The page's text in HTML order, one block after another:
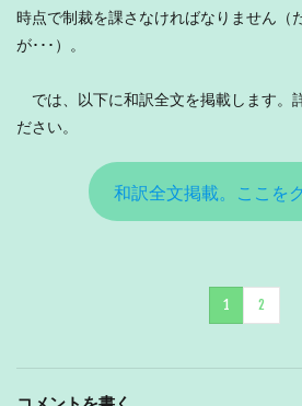
時点で制裁を課さなければなりません（
が･･･）。
では、以下に和訳全文を掲載します。
ださい。
和訳全文掲載。ここを
1 2